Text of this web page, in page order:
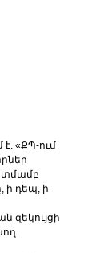
«ՔՊ-ում
ի դեպ, ի
զեկույցի